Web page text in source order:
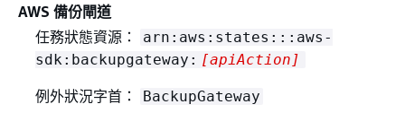
AWS 備份閘道
任務狀態資源：
arn:aws:states:::aws-
sdk:backupgateway: [apiAction]
例外狀況字首： BackupGateway